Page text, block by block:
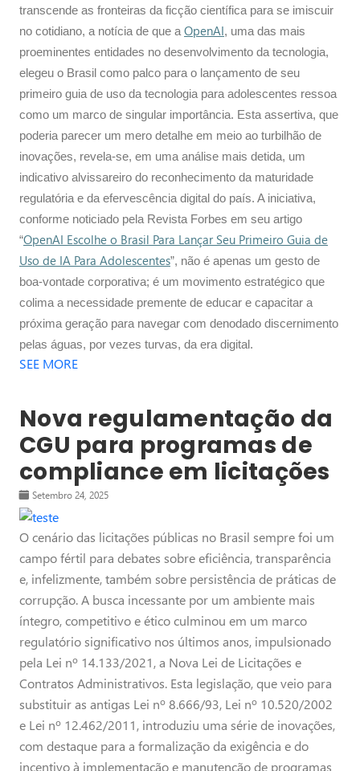
transcende as fronteiras da ficção científica para se imiscuir
no cotidiano, a notícia de que a OpenAI, uma das mais
proeminentes entidades no desenvolvimento da tecnologia,
elegeu o Brasil como palco para o lançamento de seu
primeiro guia de uso da tecnologia para adolescentes ressoa
como um marco de singular importância. Esta assertiva, que
poderia parecer um mero detalhe em meio ao turbilhão de
inovações, revela-se, em uma análise mais detida, um
indicativo alvissareiro do reconhecimento da maturidade
regulatória e da efervescência digital do país. A iniciativa,
conforme noticiado pela Revista Forbes em seu artigo
“OpenAI Escolhe o Brasil Para Lançar Seu Primeiro Guia de
Uso de IA Para Adolescentes”, não é apenas um gesto de
boa-vontade corporativa; é um movimento estratégico que
colima a necessidade premente de educar e capacitar a
próxima geração para navegar com denodado discernimento
pelas águas, por vezes turvas, da era digital.
SEE MORE
Nova regulamentação da
CGU para programas de
compliance em licitações
Setembro 24, 2025
O cenário das licitações públicas no Brasil sempre foi um
campo fértil para debates sobre eficiência, transparência
e, infelizmente, também sobre persistência de práticas de
corrupção. A busca incessante por um ambiente mais
íntegro, competitivo e ético culminou em um marco
regulatório significativo nos últimos anos, impulsionado
pela Lei nº 14.133/2021, a Nova Lei de Licitações e
Contratos Administrativos. Esta legislação, que veio para
substituir as antigas Lei nº 8.666/93, Lei nº 10.520/2002
e Lei nº 12.462/2011, introduziu uma série de inovações,
com destaque para a formalização da exigência e do
incentivo à implementação e manutenção de programas